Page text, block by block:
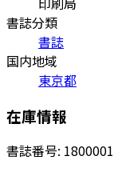
書誌分類
書誌
国内地域
東京都
在庫情報
書誌番号: